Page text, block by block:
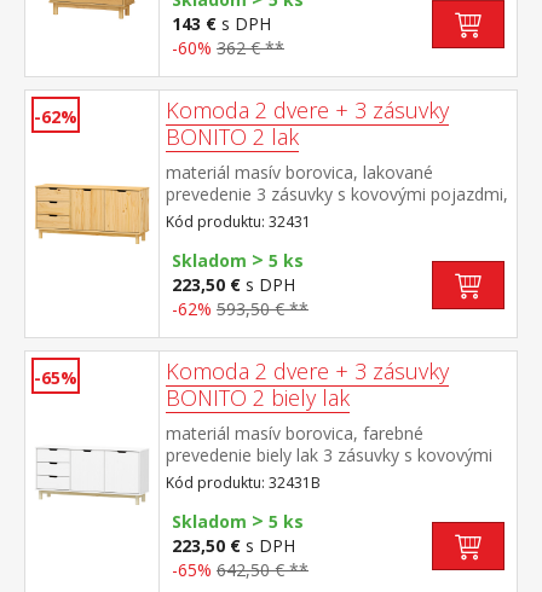
143 € s DPH
-60% 362 € **
-62%
Komoda 2 dvere + 3 zásuvky
BONITO 2 lak
materiál masív borovica, lakované
prevedenie 3 zásuvky s kovovými pojazdmi,
2 dvierka, 1 polica
Kód produktu: 32431
Skladom > 5 ks
223,50 € s DPH
-62% 593,50 € **
-65%
Komoda 2 dvere + 3 zásuvky
BONITO 2 biely lak
materiál masív borovica, farebné
prevedenie biely lak 3 zásuvky s kovovými
pojazdmi, 2 dvierka, 1 polica
Kód produktu: 32431B
Skladom > 5 ks
223,50 € s DPH
-65% 642,50 € **